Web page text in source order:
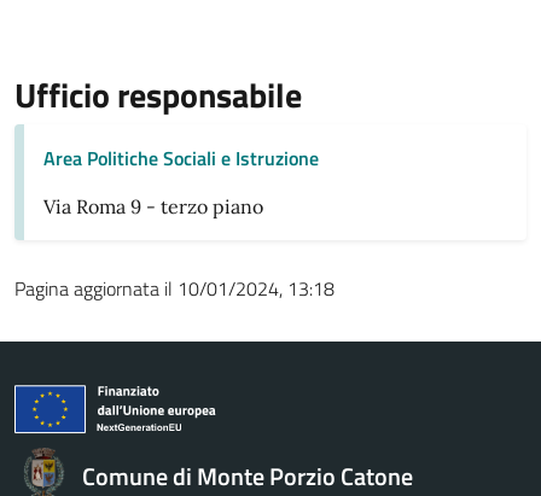
Ufficio responsabile
Area Politiche Sociali e Istruzione
Via Roma 9 - terzo piano
Pagina aggiornata il 10/01/2024, 13:18
Comune di Monte Porzio Catone